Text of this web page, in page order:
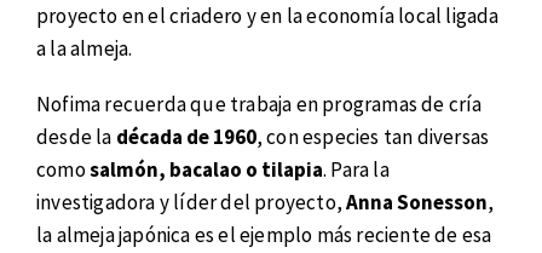
proyecto en el criadero y en la economía local ligada
a la almeja.
Nofima recuerda que trabaja en programas de cría
desde la década de 1960, con especies tan diversas
comosalmón, bacalao o tilapia. Para la
investigadora y líder del proyecto,Anna Sonesson,
la almeja japónica es el ejemplo más reciente de esa